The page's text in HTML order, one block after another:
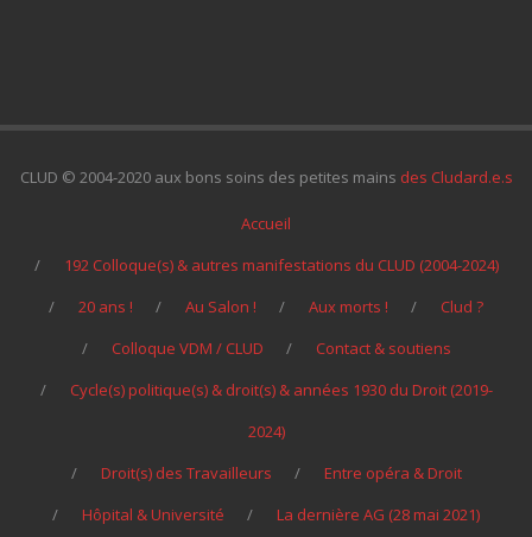
CLUD © 2004-2020 aux bons soins des petites mains des Cludard.e.s
Accueil
192 Colloque(s) & autres manifestations du CLUD (2004-2024)
20 ans !
Au Salon ! Aux morts !
Clud ?
Colloque VDM / CLUD
Contact & soutiens
Cycle(s) politique(s) & droit(s) & années 1930 du Droit (2019-
2024)
Droit(s) des Travailleurs
Entre opéra & Droit
Hôpital & Université
La dernière AG (28 mai 2021)